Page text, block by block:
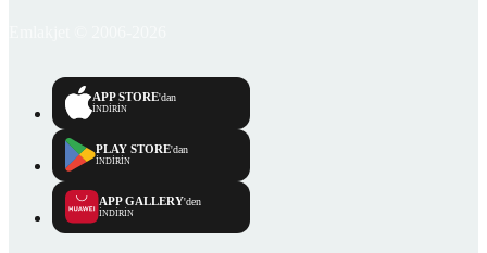
APP STORE'dan
İNDİRİN
PLAY STORE'dan
İNDİRİN
APP GALLERY'den
İNDİRİN